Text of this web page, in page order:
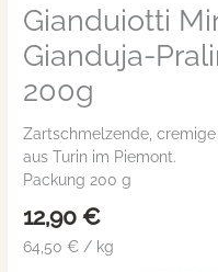
Gianduiotti
Gianduja-
200g
Zartschmelzende,
aus Turin im Piemont.
Packung 200 g
12,90€
64,50 € / kg
Gianduiotti
Mini
-
Feinste
Gianduja-
Pralinen
aus
Turin
Menge